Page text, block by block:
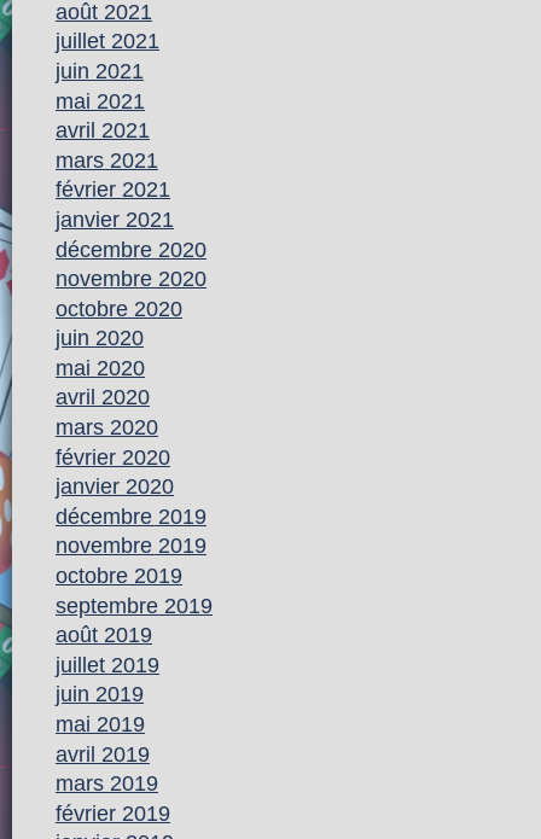
août 2021
juillet 2021
juin 2021
mai 2021
avril 2021
mars 2021
février 2021
janvier 2021
décembre 2020
novembre 2020
octobre 2020
juin 2020
mai 2020
avril 2020
mars 2020
février 2020
janvier 2020
décembre 2019
novembre 2019
octobre 2019
septembre 2019
août 2019
juillet 2019
juin 2019
mai 2019
avril 2019
mars 2019
février 2019